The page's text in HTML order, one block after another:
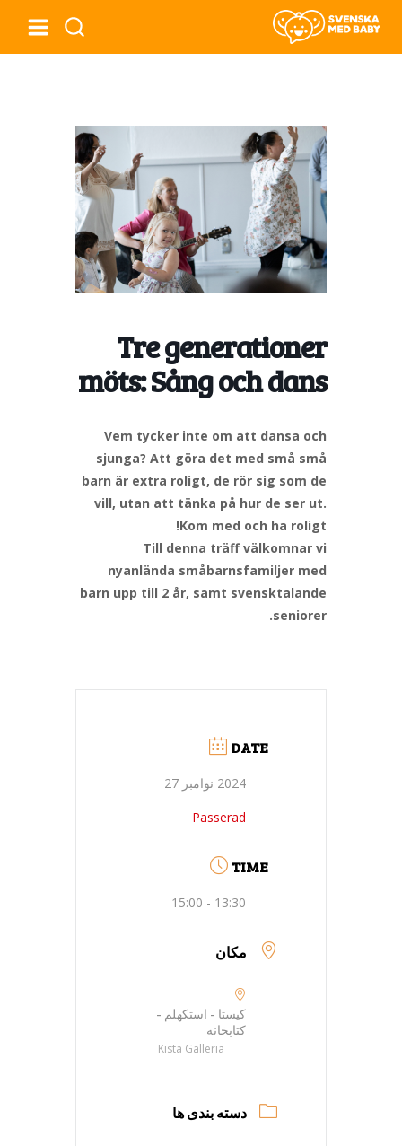
Tre generationer
möts: Sång och dans
Vem tycker inte om att dansa och
sjunga? Att göra det med små små
barn är extra roligt, de rör sig som de
vill, utan att tänka på hur de ser ut.
Kom med och ha roligt!
Till denna träff välkomnar vi
nyanlända småbarnsfamiljer med
barn upp till 2 år, samt svensktalande
seniorer.
DATE
2024 نوامبر 27
Passerad
TIME
13:30 - 15:00
مکان
کیستا - استکهلم -
کتابخانه
Kista Galleria
دسته بندی ها